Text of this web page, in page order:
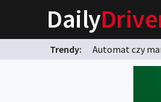
Daily
Trendy: Automat czy